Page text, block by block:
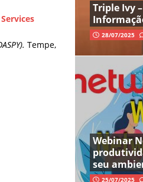
Tempe,
Triple Ivy
28/07/2025
Webinar
seu
25/07/2025